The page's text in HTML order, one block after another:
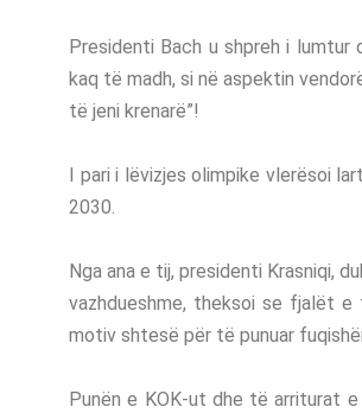
Presidenti Bach u shpreh i lumtur
kaq të madh, si në aspektin
të jeni krenarë”!
I pari i lëvizjes olimpike vlerësoi
2030.
Nga ana e tij, presidenti Krasniqi,
vazhdueshme, theksoi se fjalët e
motiv shtesë për të punuar
Punën e KOK-ut dhe të arriturat